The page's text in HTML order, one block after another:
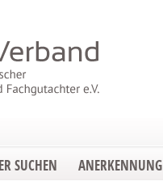
SUCHEN ANERKENNUNG